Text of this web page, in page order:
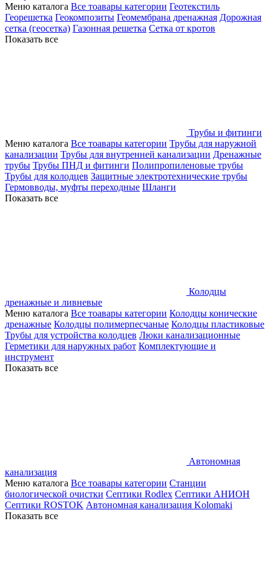
Меню каталога Все тоавары категории Геотекстиль
Георешетка Геокомпозиты Геомембрана дренажная Дорожная
сетка (геосетка) Газонная решетка Сетка от кротов
Показать все
Трубы и фитинги
Меню каталога Все тоавары категории Трубы для наружной
канализации Трубы для внутренней канализации Дренажные
трубы Трубы ПНД и фитинги Полипропиленовые трубы
Трубы для колодцев Защитные электротехнические трубы
Гермовводы, муфты переходные Шланги
Показать все
Колодцы
дренажные и ливневые
Меню каталога Все тоавары категории Колодцы конические
дренажные Колодцы полимерпесчаные Колодцы пластиковые
Трубы для устройства колодцев Люки канализационные
Герметики для наружных работ Комплектующие и
инструмент
Показать все
Автономная
канализация
Меню каталога Все тоавары категории Станции
биологической очистки Септики Rodlex Септики АНИОН
Септики ROSTOK Автономная канализация Kolomaki
Показать все